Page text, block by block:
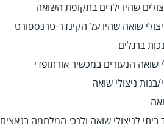
שהיו ילדים בתקופת השואה
שואה שהיו על הקינדר-טרנספורט
ברגלים
שואה הנעזרים במכשיר אורתופדי
ניצולי שואה
לניצולי שואה ולנכי המלחמה בנאצים